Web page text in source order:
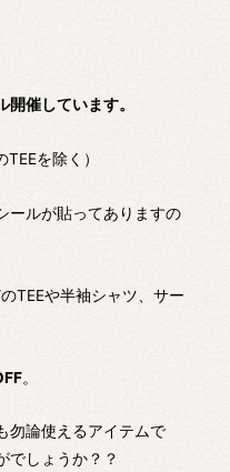
催しています。
TEEを除く）
ールが貼ってありますの
TEEや半袖シャツ、サー
。
勿論使えるアイテムで
でしょうか？？